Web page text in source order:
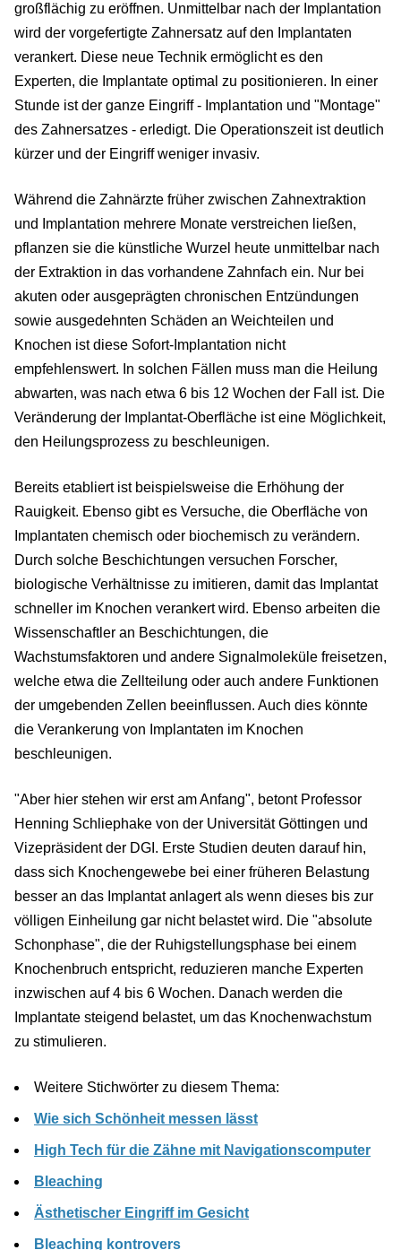
großflächig zu eröffnen. Unmittelbar nach der Implantation
wird der vorgefertigte Zahnersatz auf den Implantaten
verankert. Diese neue Technik ermöglicht es den
Experten, die Implantate optimal zu positionieren. In einer
Stunde ist der ganze Eingriff - Implantation und "Montage"
des Zahnersatzes - erledigt. Die Operationszeit ist deutlich
kürzer und der Eingriff weniger invasiv.
Während die Zahnärzte früher zwischen Zahnextraktion
und Implantation mehrere Monate verstreichen ließen,
pflanzen sie die künstliche Wurzel heute unmittelbar nach
der Extraktion in das vorhandene Zahnfach ein. Nur bei
akuten oder ausgeprägten chronischen Entzündungen
sowie ausgedehnten Schäden an Weichteilen und
Knochen ist diese Sofort-Implantation nicht
empfehlenswert. In solchen Fällen muss man die Heilung
abwarten, was nach etwa 6 bis 12 Wochen der Fall ist. Die
Veränderung der Implantat-Oberfläche ist eine Möglichkeit,
den Heilungsprozess zu beschleunigen.
Bereits etabliert ist beispielsweise die Erhöhung der
Rauigkeit. Ebenso gibt es Versuche, die Oberfläche von
Implantaten chemisch oder biochemisch zu verändern.
Durch solche Beschichtungen versuchen Forscher,
biologische Verhältnisse zu imitieren, damit das Implantat
schneller im Knochen verankert wird. Ebenso arbeiten die
Wissenschaftler an Beschichtungen, die
Wachstumsfaktoren und andere Signalmoleküle freisetzen,
welche etwa die Zellteilung oder auch andere Funktionen
der umgebenden Zellen beeinflussen. Auch dies könnte
die Verankerung von Implantaten im Knochen
beschleunigen.
"Aber hier stehen wir erst am Anfang", betont Professor
Henning Schliephake von der Universität Göttingen und
Vizepräsident der DGI. Erste Studien deuten darauf hin,
dass sich Knochengewebe bei einer früheren Belastung
besser an das Implantat anlagert als wenn dieses bis zur
völligen Einheilung gar nicht belastet wird. Die "absolute
Schonphase", die der Ruhigstellungsphase bei einem
Knochenbruch entspricht, reduzieren manche Experten
inzwischen auf 4 bis 6 Wochen. Danach werden die
Implantate steigend belastet, um das Knochenwachstum
zu stimulieren.
Weitere Stichwörter zu diesem Thema:
Wie sich Schönheit messen lässt
High Tech für die Zähne mit Navigationscomputer
Bleaching
Ästhetischer Eingriff im Gesicht
Bleaching kontrovers